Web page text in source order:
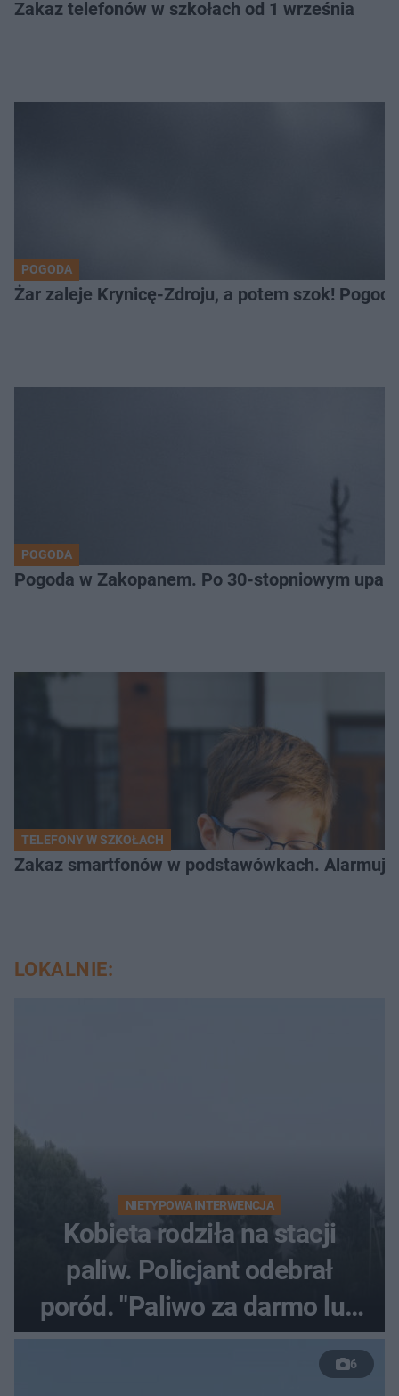
Zakaz telefonów w szkołach od 1 września
POGODA
Żar zaleje Krynicę-Zdroju, a potem szok!
POGODA
Pogoda w Zakopanem. Po 30-stopniowym
TELEFONY W SZKOŁACH
Zakaz smartfonów w podstawówkach.
LOKALNIE:
NIETYPOWA INTERWENCJA
Kobieta rodziła na stacji
paliw. Policjant odebrał
poród. "Paliwo za darmo lub
50 %!"
6